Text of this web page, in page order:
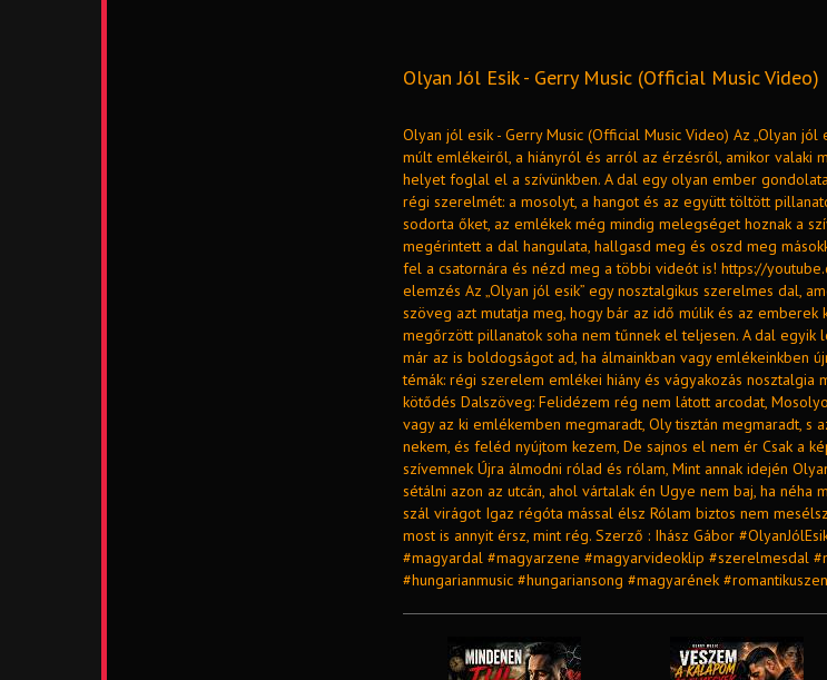
Olyan Jól Esik - Gerry Music (Official Music Video)
Olyan jól esik - Gerry Music (Official Music Video) Az „Olyan
múlt emlékeiről, a hiányról és arról az érzésről, amikor valaki
helyet foglal el a szívünkben. A dal egy olyan ember
régi szerelmét: a mosolyt, a hangot és az együtt töltött
sodorta őket, az emlékek még mindig melegséget hoznak a
megérintett a dal hangulata, hallgasd meg és oszd meg
fel a csatornára és nézd meg a többi videót is! https://
elemzés Az „Olyan jól esik” egy nosztalgikus szerelmes dal,
szöveg azt mutatja meg, hogy bár az idő múlik és az emberek
megőrzött pillanatok soha nem tűnnek el teljesen. A dal egyik
már az is boldogságot ad, ha álmainkban vagy emlékeinkben
témák: régi szerelem emlékei hiány és vágyakozás nosztalgia
kötődés Dalszöveg: Felidézem rég nem látott arcodat,
vagy az ki emlékemben megmaradt, Oly tisztán megmaradt, s
nekem, és feléd nyújtom kezem, De sajnos el nem ér Csak a
szívemnek Újra álmodni rólad és rólam, Mint annak idején
sétálni azon az utcán, ahol vártalak én Ugye nem baj, ha néha
szál virágot Igaz régóta mással élsz Rólam biztos nem
most is annyit érsz, mint rég. Szerző : Ihász Gábor
#magyardal #magyarzene #magyarvideoklip #szerelmesdal
#hungarianmusic #hungariansong #magyarének